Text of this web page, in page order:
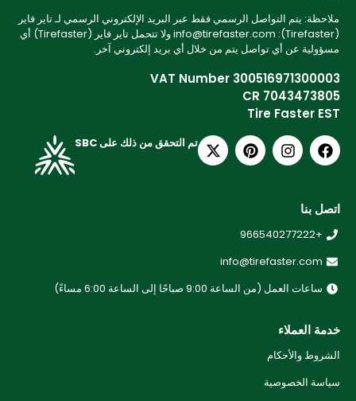
ملاحظة: يتم التواصل الرسمي فقط عبر البريد الإلكتروني الرسمي لـ تاير فاير
(Tirefaster): info@tirefaster.com ولا تتحمل تاير فاير (Tirefaster) أي
مسؤولية عن أي تواصل يتم من خلال أي بريد إلكتروني آخر.
VAT Number 300516971300003
CR 7043473805
Tire Faster EST
تم التحقق من ذلك على SBC
اتصل بنا
+966540277222
info@tirefaster.com
ساعات العمل (من الساعة 9:00 صباحًا إلى الساعة 6:00 مساءً)
خدمة العملاء
الشروط والأحكام
سياسة الخصوصية